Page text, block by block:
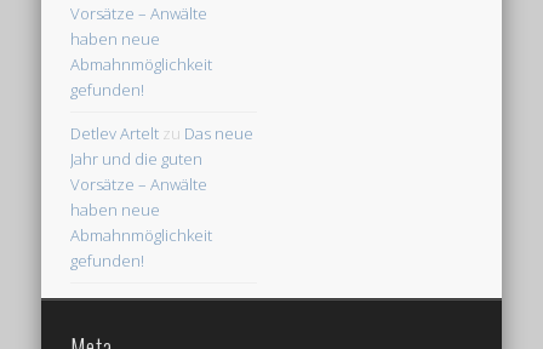
Vorsätze – Anwälte
haben neue
Abmahnmöglichkeit
gefunden!
Detlev Artelt zu Das neue
Jahr und die guten
Vorsätze – Anwälte
haben neue
Abmahnmöglichkeit
gefunden!